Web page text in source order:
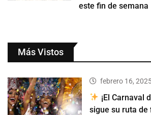
este fin de semana
Más Vistos
febrero 16,
¡El Carnaval
sigue su ruta de